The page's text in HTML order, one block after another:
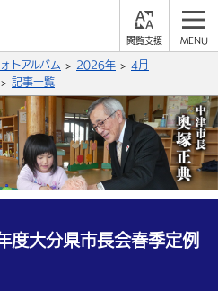
支
景色
青 白
の大きさ
標準 縮小
YouTube
トアルバム 2026年
4月
記事一覧
度大分県市長会春季定例